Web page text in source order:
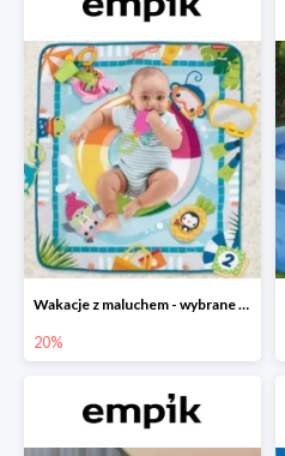
Wakacje z maluchem - wybrane zabawki Fisher-Price w Empiku-20%
20%